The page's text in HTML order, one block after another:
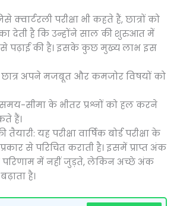
क्वार्टरली परीक्षा भी कहते हैं, छात्रों को
देती है कि उन्होंने साल की शुरुआत में
से पढ़ाई की है। इसके कुछ मुख्य लाभ इस
अपने मजबूत और कमजोर विषयों को
सीमा के भीतर प्रश्नों को हल करने
हैं।
यह परीक्षा वार्षिक बोर्ड परीक्षा के
से परिचित कराती है। इसमें प्राप्त अंक
परिणाम में नहीं जुड़ते, लेकिन अच्छे अंक
है।